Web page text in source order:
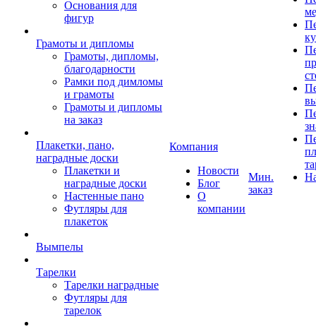
Основания для
фигур
Грамоты и дипломы
Грамоты, дипломы,
благодарности
Рамки под димломы
и грамоты
Грамоты и дипломы
на заказ
Плакетки, пано,
наградные доски
Плакетки и
наградные доски
Настенные пано
Футляры для
плакеток
Вымпелы
Тарелки
Тарелки наградные
Футляры для
тарелок
Компания
Новости
Блог
О
компании
Мин.
заказ